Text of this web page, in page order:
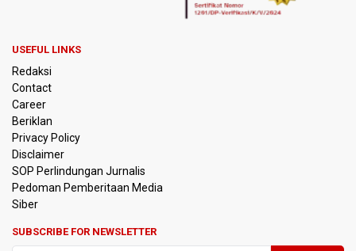
USEFUL LINKS
Redaksi
Contact
Career
Beriklan
Privacy Policy
Disclaimer
SOP Perlindungan Jurnalis
Pedoman Pemberitaan Media
Siber
SUBSCRIBE FOR NEWSLETTER